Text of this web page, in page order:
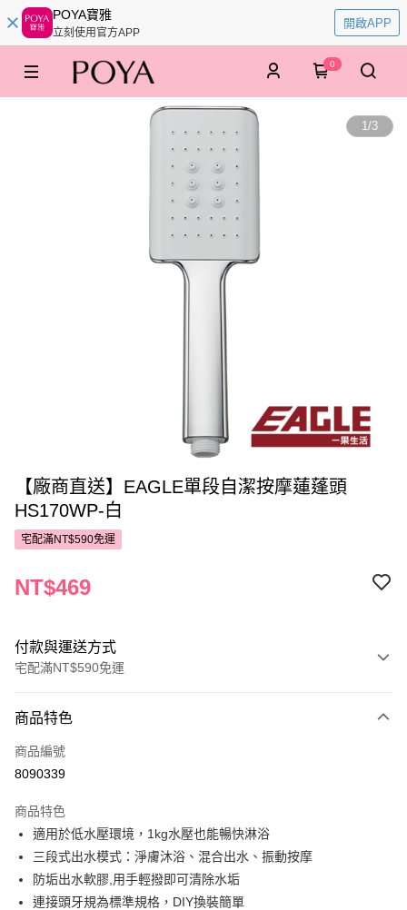
POYA寶雅
立刻使用官方APP
開啟APP
0
1/3
【廠商直送】EAGLE單段自潔按摩蓮蓬頭
HS170WP-白
宅配滿NT$590免運
NT$469
付款與運送方式
宅配滿NT$590免運
POYA支付
信用卡一次付款
Apple Pay
街口支付
悠遊付
商品特色
商品編號
8090339
商品特色
適用於低水壓環境，1kg水壓也能暢快淋浴
三段式出水模式：淨膚沐浴、混合出水、振動按摩
防垢出水軟膠,用手輕撥即可清除水垢
連接頭牙規為標準規格，DIY換裝簡單